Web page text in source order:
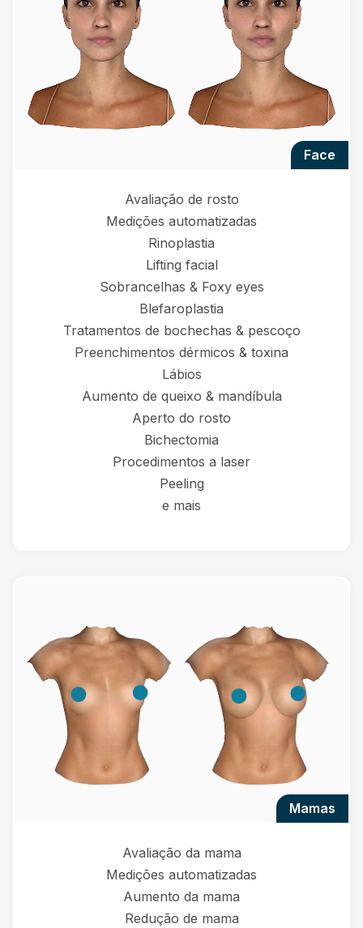
face
Avaliação de rosto
Medições automatizadas
Rinoplastia
Lifting facial
Sobrancelhas & Foxy eyes
Blefaroplastia
Tratamentos de bochechas & pescoço
Preenchimentos dérmicos & toxina
Lábios
Aumento de queixo & mandíbula
Aperto do rosto
Bichectomia
Procedimentos a laser
Peeling
e mais
mamas
Avaliação da mama
Medições automatizadas
Aumento da mama
Redução de mama